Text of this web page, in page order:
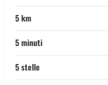
5 km
5 minuti
5 stelle